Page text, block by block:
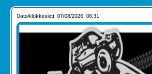
Dato/klokkeslett: 07/08/2026, 06:31